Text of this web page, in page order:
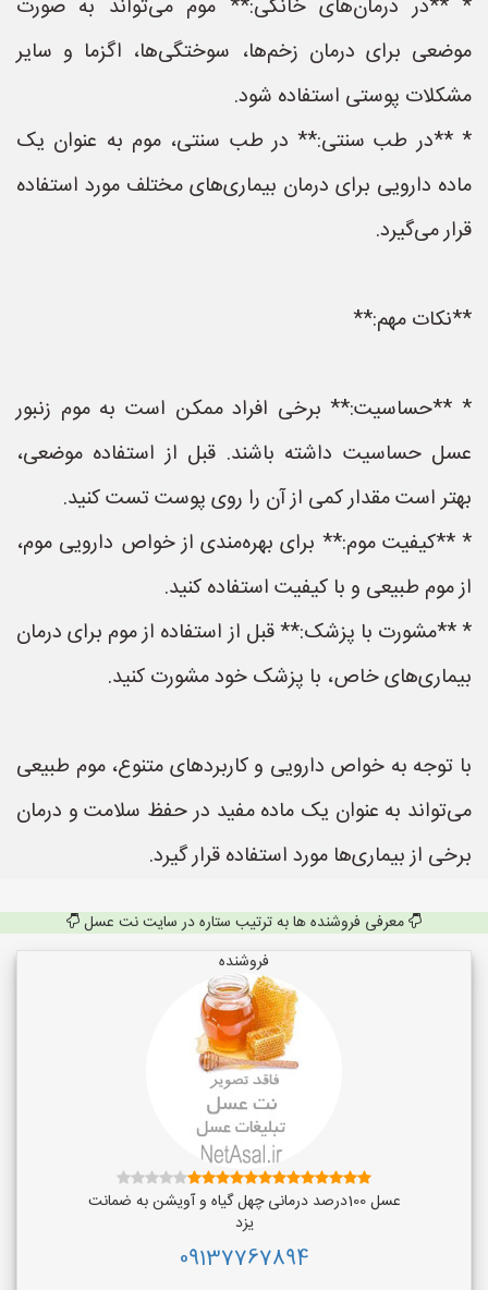
* **در درمان‌های خانگی:** موم می‌تواند به صورت
موضعی برای درمان زخم‌ها، سوختگی‌ها، اگزما و سایر
مشکلات پوستی استفاده شود.
* **در طب سنتی:** در طب سنتی، موم به عنوان یک
ماده دارویی برای درمان بیماری‌های مختلف مورد استفاده
قرار می‌گیرد.
**نکات مهم:**
* **حساسیت:** برخی افراد ممکن است به موم زنبور
عسل حساسیت داشته باشند. قبل از استفاده موضعی،
بهتر است مقدار کمی از آن را روی پوست تست کنید.
* **کیفیت موم:** برای بهره‌مندی از خواص دارویی موم،
از موم طبیعی و با کیفیت استفاده کنید.
* **مشورت با پزشک:** قبل از استفاده از موم برای درمان
بیماری‌های خاص، با پزشک خود مشورت کنید.
با توجه به خواص دارویی و کاربردهای متنوع، موم طبیعی
می‌تواند به عنوان یک ماده مفید در حفظ سلامت و درمان
برخی از بیماری‌ها مورد استفاده قرار گیرد.
معرفی فروشنده ها به ترتیب ستاره در سایت نت عسل
فروشنده
عسل 100درصد درمانی چهل گیاه و آویشن به ضمانت
یزد
09137767894